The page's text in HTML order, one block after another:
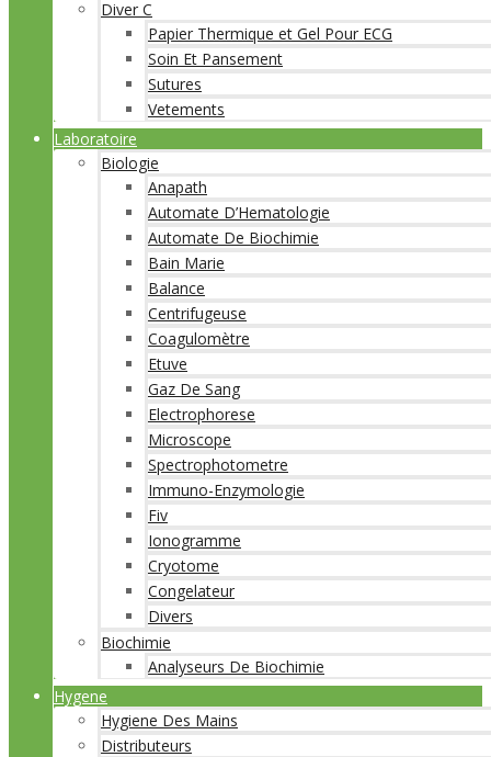
Diver C
Papier Thermique et Gel Pour ECG
Soin Et Pansement
Sutures
Vetements
Laboratoire
Biologie
Anapath
Automate D’Hematologie
Automate De Biochimie
Bain Marie
Balance
Centrifugeuse
Coagulomètre
Etuve
Gaz De Sang
Electrophorese
Microscope
Spectrophotometre
Immuno-Enzymologie
Fiv
Ionogramme
Cryotome
Congelateur
Divers
Biochimie
Analyseurs De Biochimie
Hygene
Hygiene Des Mains
Distributeurs